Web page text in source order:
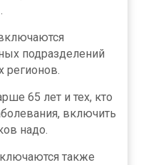
подразделений
регионов.
65 лет и тех, кто
включить
надо.
также